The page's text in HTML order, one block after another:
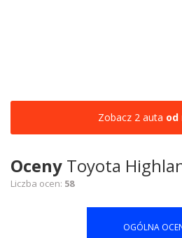
Zobacz 2 auta od
Oceny Toyota
Liczba ocen: 58
OGÓLNA